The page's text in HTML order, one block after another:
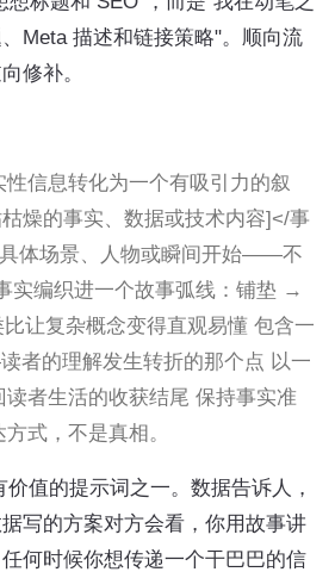
Meta 描述和链接策略"。顺向流
修补。
信息转化为一个有吸引力的叙
燥的事实、数据或技术内容]</事
体场景、人物或瞬间开始——不
实编织进一个故事弧线：铺垫 →
让复杂概念变得直观易懂 包含一
者的理解发生转折的那个点 以一
者生活的收获结尾 保持事实准
式，不是真相。
价值的提示词之一。数据告诉人，
写的方案对方会看，你用故事讲
何时候你想传递一个干巴巴的信